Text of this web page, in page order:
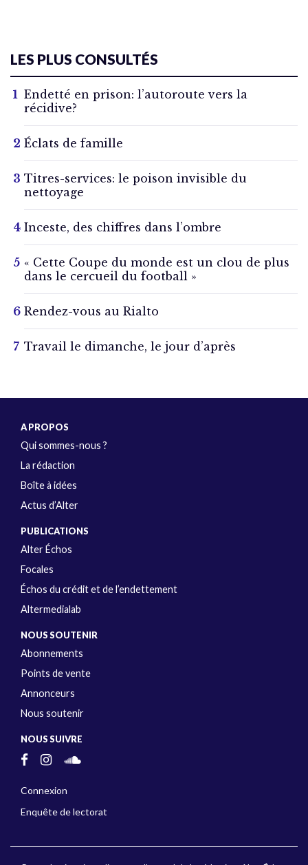
LES PLUS CONSULTÉS
Endetté en prison: l’autoroute vers la
récidive?
Éclats de famille
Titres-services: le poison invisible du
nettoyage
Inceste, des chiffres dans l’ombre
« Cette Coupe du monde est un clou de plus
dans le cercueil du football »
Rendez-vous au Rialto
Travail le dimanche, le jour d’après
A PROPOS
Qui sommes-nous ?
La rédaction
Boîte à idées
Actus d’Alter
PUBLICATIONS
Alter Échos
Focales
Échos du crédit et de l’endettement
Altermedialab
NOUS SOUTENIR
Abonnements
Points de vente
Annonceurs
Nous soutenir
NOUS SUIVRE
Connexion
Enquête de lectorat